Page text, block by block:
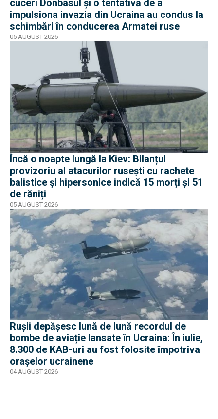
cuceri Donbasul și o tentativă de a
impulsiona invazia din Ucraina au condus la
schimbări în conducerea Armatei ruse
05 AUGUST 2026
Încă o noapte lungă la Kiev: Bilanțul
provizoriu al atacurilor rusești cu rachete
balistice și hipersonice indică 15 morți și 51
de răniți
05 AUGUST 2026
Rușii depășesc lună de lună recordul de
bombe de aviație lansate în Ucraina: În iulie,
8.300 de KAB-uri au fost folosite împotriva
orașelor ucrainene
04 AUGUST 2026